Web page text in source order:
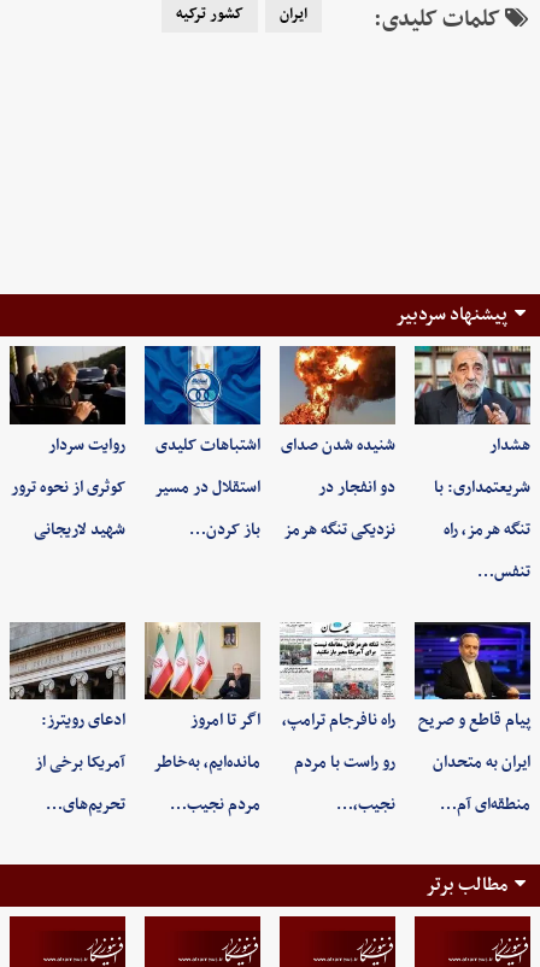
کلمات کلیدی: ایران کشور ترکیه
پیشنهاد سردبیر
هشدار
شریعتمداری: با
تنگه هرمز، راه
تنفس…
شنیده شدن صدای
دو انفجار در
نزدیکی تنگه هرمز
اشتباهات کلیدی
استقلال در مسیر
باز کردن…
روایت سردار
کوثری از نحوه ترور
شهید لاریجانی
پیام قاطع و صریح
ایران به متحدان
منطقه‌ای آم…
راه نافرجام ترامپ،
رو راست با مردم
نجیب،…
اگر تا امروز
مانده‌ایم، به‌خاطر
مردم نجیب…
ادعای رویترز:
آمریکا برخی از
تحریم‌های…
مطالب برتر